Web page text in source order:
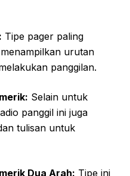
Tipe pager paling
urutan
panggilan.
Selain untuk
panggil ini juga
tulisan untuk
Dua Arah: Tipe ini